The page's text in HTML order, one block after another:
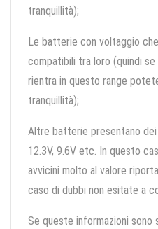
tranquillità);
Le batterie con voltaggio
compatibili tra loro (quindi
rientra in questo range
tranquillità);
Altre batterie presentano
12.3V, 9.6V etc. In questo
avvicini molto al valore
caso di dubbi non esitate a
Se queste informazioni